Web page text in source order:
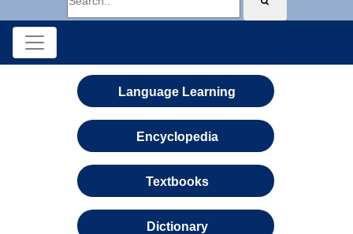
Language Learning
Encyclopedia
Textbooks
Dictionary